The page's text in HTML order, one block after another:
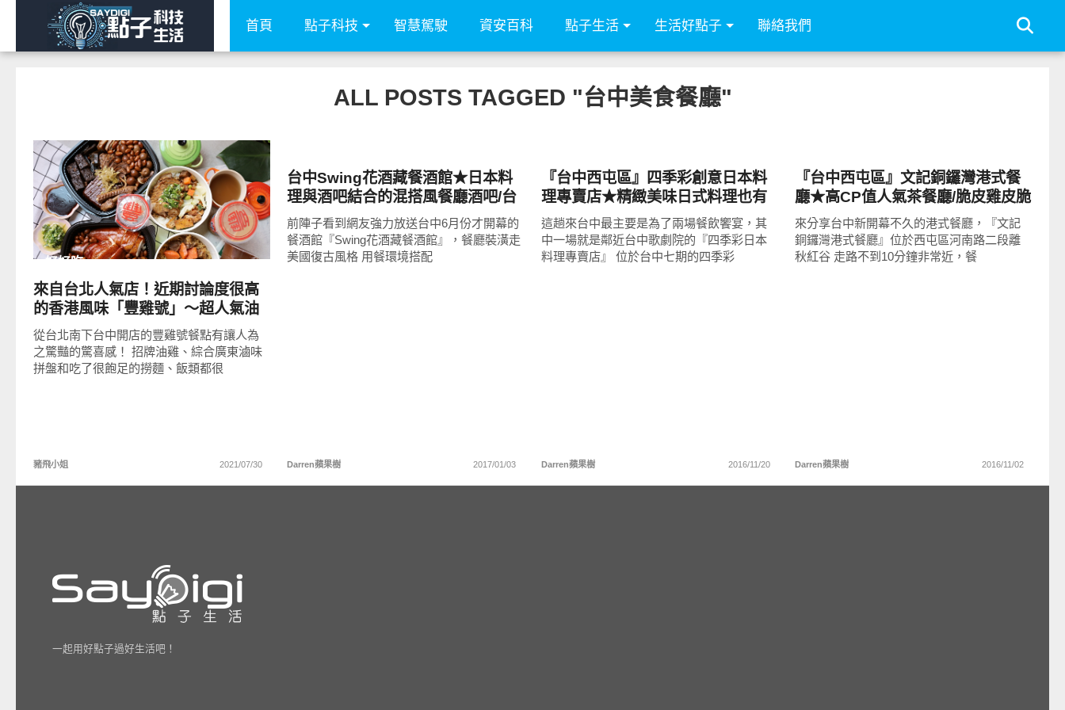
首頁 點子科技 智慧駕駛 資安百科 點子生活 生活好點子 聯絡我們
ALL POSTS TAGGED "台中美食餐廳"
READ
MORE
好好吃
來自台北人氣店！近期討論度很高
的香港風味「豐雞號」～超人氣油
雞最高單日售出300隻！招牌油雞
飯、滷味拼盤都很推薦！外帶外送
都可以
從台北南下台中開店的豐雞號餐點有讓人為
之驚豔的驚喜感！ 招牌油雞、綜合廣東滷味
拼盤和吃了很飽足的撈麵、飯類都很
豬飛小姐 2021/07/30
台中Swing花酒藏餐酒館★日本料
理與酒吧結合的混搭風餐廳酒吧/台
中人氣有正妹出沒調酒又好喝的餐
酒館
前陣子看到網友強力放送台中6月份才開幕的
餐酒館『Swing花酒藏餐酒館』，餐廳裝潢走
美國復古風格 用餐環境搭配
Darren蘋果樹 2017/01/03
『台中西屯區』四季彩創意日本料
理專賣店★精緻美味日式料理也有
居酒屋般的熱情溫度/日式無菜單料
理/鮨樂姐妹店
這趟來台中最主要是為了兩場餐飲饗宴，其
中一場就是鄰近台中歌劇院的『四季彩日本
料理專賣店』 位於台中七期的四季彩
Darren蘋果樹 2016/11/20
『台中西屯區』文記銅鑼灣港式餐
廳★高CP值人氣茶餐廳/脆皮雞皮脆
肉嫩晚去吃不到/鴨肉和芋泥完美結
合的香酥鴨
來分享台中新開幕不久的港式餐廳，『文記
銅鑼灣港式餐廳』位於西屯區河南路二段離
秋紅谷 走路不到10分鐘非常近，餐
Darren蘋果樹 2016/11/02
一起用好點子過好生活吧！